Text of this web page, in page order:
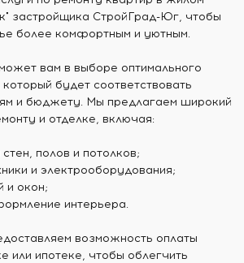
застройщика СтройГрад-Юг, чтобы
более комфортным и уютным.
вам в выборе оптимального
будет соответствовать
и бюджету. Мы предлагаем широкий
и отделке, включая:
полов и потолков;
и электрооборудования;
и окон;
интерьера.
возможность оплаты
или ипотеке, чтобы облегчить